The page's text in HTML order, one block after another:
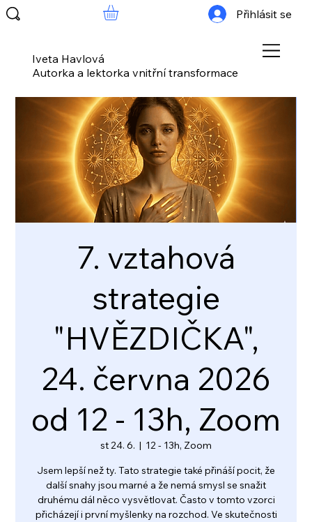
Iveta Havlová
Autorka a lektorka vnitřní transformace
Přihlásit se
7. vztahová
strategie
"HVĚZDIČKA",
24. června 2026
od 12 - 13h, Zoom
st 24. 6.
  |
12 - 13h, Zoom
Jsem lepší než ty. Tato strategie také přináší pocit, že
další snahy jsou marné a že nemá smysl se snažit
druhému dál něco vysvětlovat. Často v tomto vzorci
přicházejí i první myšlenky na rozchod. Ve skutečnosti